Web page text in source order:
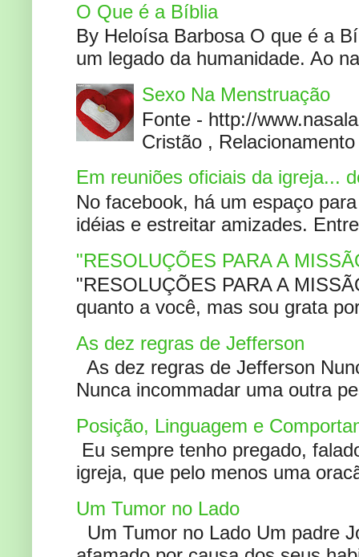
O Que é a Bíblia
By Heloísa Barbosa O que é a
um legado da humanidade. Ao
Sexo Na Menstruação
Fonte - http://
Cristão ,
Em reuniões oficiais da igreja...
No facebook, há um espaço
idéias e estreitar amizades.
"RESOLUÇÕES PARA A
"RESOLUÇÕES PARA A
quanto a você, mas sou grata
As dez regras de Jefferson
As dez regras de Jefferson
Nunca incommadar uma outra
Posição, Linguagem e
Eu sempre tenho pregado,
igreja, que pelo menos uma
Um Tumor no Lado
Um Tumor no Lado Um padre